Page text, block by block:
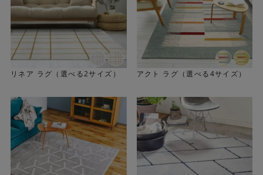
リネア ラグ（選べる2サイズ） アクト ラグ（選べる4サイズ）